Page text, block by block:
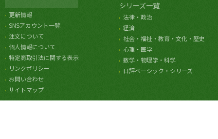
更新情報
SNSアカウント一覧
注文について
個人情報について
特定商取引法に関する表示
リンクポリシー
お問い合わせ
サイトマップ
シリーズ一覧
法律・政治
経済
社会・福祉・教育・文化・歴史
心理・医学
数学・物理学・科学
日評ベーシック・シリーズ